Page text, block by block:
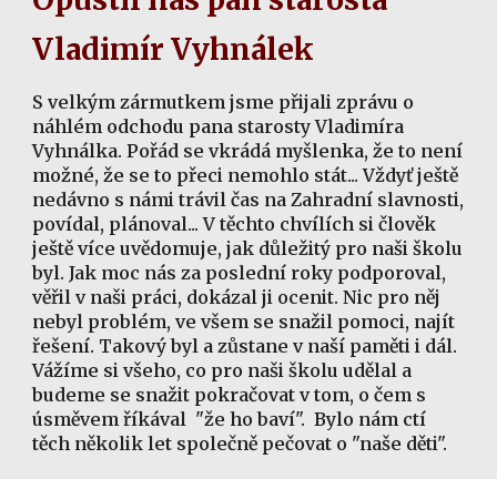
Vladimír Vyhnálek
S velkým zármutkem jsme přijali zprávu o
náhlém odchodu pana starosty Vladimíra
Vyhnálka. Pořád se vkrádá myšlenka, že to není
možné, že se to přeci nemohlo stát... Vždyť ještě
nedávno s námi trávil čas na Zahradní slavnosti,
povídal, plánoval... V těchto chvílích si člověk
ještě více uvědomuje, jak důležitý pro naši školu
byl. Jak moc nás za poslední roky podporoval,
věřil v naši práci, dokázal ji ocenit. Nic pro něj
nebyl problém, ve všem se snažil pomoci, najít
řešení. Takový byl a zůstane v naší paměti i dál.
Vážíme si všeho, co pro naši školu udělal a
budeme se snažit pokračovat v tom, o čem s
úsměvem říkával "že ho baví". Bylo nám ctí
těch několik let společně pečovat o "naše děti".